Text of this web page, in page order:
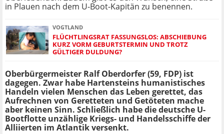
in Plauen nach dem U-Boot-Kapitän zu benennen.
VOGTLAND
FLÜCHTLINGSRAT FASSUNGSLOS: ABSCHIEBUNG
KURZ VORM GEBURTSTERMIN UND TROTZ
GÜLTIGER DULDUNG?
Oberbürgermeister Ralf Oberdorfer (59, FDP) ist
dagegen. Zwar habe Hartensteins humanistisches
Handeln vielen Menschen das Leben gerettet, das
Aufrechnen von Geretteten und Getöteten mache
aber keinen Sinn. Schließlich habe die deutsche U-
Bootflotte unzählige Kriegs- und Handelsschiffe der
Alliierten im Atlantik versenkt.